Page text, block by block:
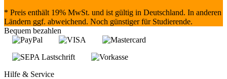
* Preis enthält 19% MwSt. und ist gültig in Deutschland. In anderen
Ländern ggf. abweichend. Noch günstiger für Studierende.
Bequem bezahlen
Hilfe & Service